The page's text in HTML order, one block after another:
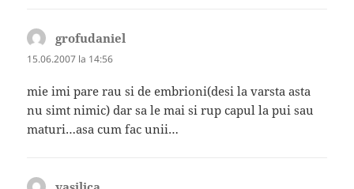
grofudaniel
15.06.2007 la 14:56
mie imi pare rau si de embrioni(desi la varsta asta
nu simt nimic) dar sa le mai si rup capul la pui sau
maturi…asa cum fac unii…